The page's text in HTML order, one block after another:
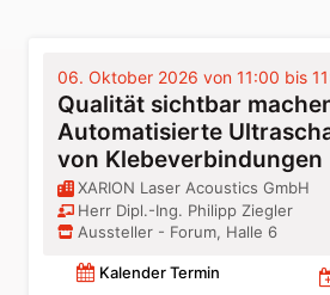
06. Oktober 2026 von 11:00 bis
Qualität sichtbar
Automatisierte
von Klebeverbindungen
XARION Laser Acoustics GmbH
Herr Dipl.-Ing. Philipp Ziegler
Aussteller - Forum, Halle 6
Kalender Termin